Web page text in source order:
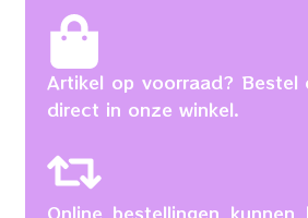
Artikel op voorraad? Bestel
direct in onze winkel.
Online bestellingen